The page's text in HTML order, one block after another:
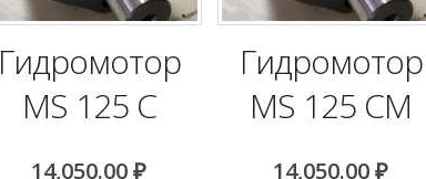
Гидромотор
MS 125 C
14,050.00₽
Гидромотор
MS 125 CM
14,050.00₽